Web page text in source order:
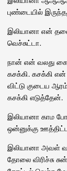
புண்டையில்
இலியானா என் தலை
வெச்சுட்டா.
நான் என் வலது
கசக்கி. கசக்கி
விட்டு குடைய
கசக்கி எடுத்தேன்.
இலியானா காம
ஒன்னுக்கு
இலியானா அவள்
தோலை விரிச்சு